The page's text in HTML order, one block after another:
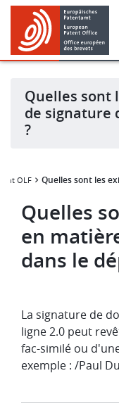
Skip
main
content
Skip
footer
Quelles sont
de signature
?
OLF Quelles sont les
Quelles
en
dans le
La signature de
ligne 2.0 peut
fac-similé ou
exemple : /Paul